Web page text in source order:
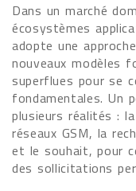
Dans un marché
écosystèmes
adopte une
nouveaux modèles
superflues pour se
fondamentales. Un
plusieurs réalités :
réseaux GSM, la
et le souhait, pour
des sollicitations